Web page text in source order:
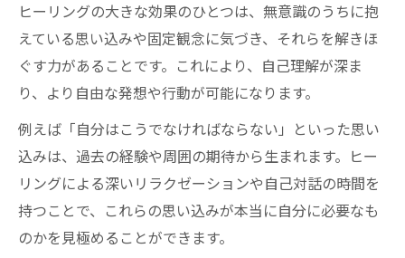
ヒーリングの大きな効果のひとつは、無意識のうちに抱
えている思い込みや固定観念に気づき、それらを解きほ
ぐす力があることです。これにより、自己理解が深ま
り、より自由な発想や行動が可能になります。
例えば「自分はこうでなければならない」といった思い
込みは、過去の経験や周囲の期待から生まれます。ヒー
リングによる深いリラクゼーションや自己対話の時間を
持つことで、これらの思い込みが本当に自分に必要なも
のかを見極めることができます。